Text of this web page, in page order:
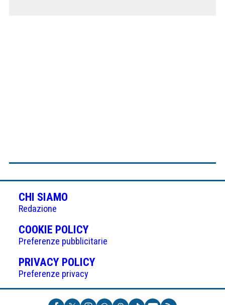
CHI SIAMO
Redazione
COOKIE POLICY(APRE
IN
UNA
NUOVA
Preferenze pubblicitarie
PRIVACY POLICY(APRE
UNA
NUOVA
Preferenze privacy